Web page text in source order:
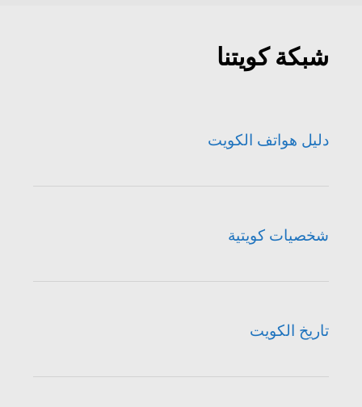
شبكة كويتنا
دليل هواتف الكويت
شخصيات كويتية
تاريخ الكويت